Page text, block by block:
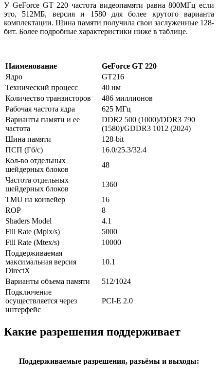
У GeForce GT 220 частота видеопамяти равна 800МГц если
это, 512МБ, версия и 1580 для более крутого варианта
комплектации. Шина памяти получила свои заслуженные 128-
бит. Более подробные характеристики ниже в таблице.
Наименование
GeForce GT 220
Ядро
GT216
Технический процесс
40 нм
Количество транзисторов
486 миллионов
Рабочая частота ядра
625 МГц
Варианты памяти и ее
частота
DDR2 500 (1000)/DDR3 790
(1580)/GDDR3 1012 (2024)
Шина памяти
128-bit
ПСП (Гб/с)
16.0/25.3/32.4
Кол-во отдельных
шейдерных блоков
48
Частота отдельных
шейдерных блоков
1360
TMU на конвейер
16
ROP
8
Shaders Model
4.1
Fill Rate (Mpix/s)
5000
Fill Rate (Mtex/s)
10000
Поддерживаемая
максимальная версия
DirectX
10.1
Варианты объема памяти
512/1024
Подключение
осуществляется через
интерфейс
PCI-E 2.0
Какие разрешения поддерживает
Поддерживаемые разрешения, разъёмы и выходы: